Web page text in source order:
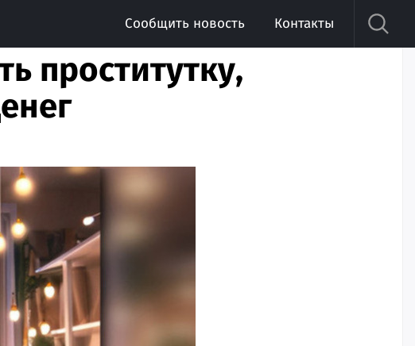
Сообщить новость Контакты
проститутку,